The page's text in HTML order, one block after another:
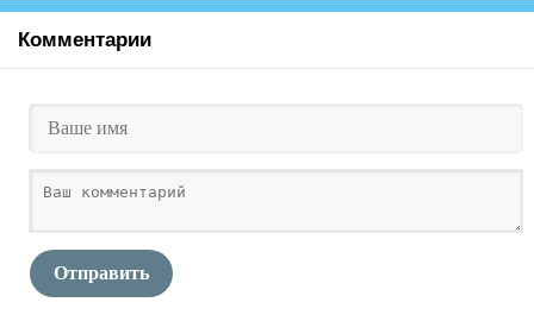
Комментарии
Отправить